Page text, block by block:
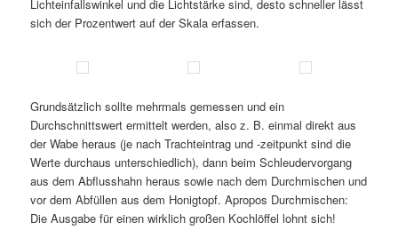
Lichteinfallswinkel und die Lichtstärke sind, desto schneller lässt
sich der Prozentwert auf der Skala erfassen.
Grundsätzlich sollte mehrmals gemessen und ein
Durchschnittswert ermittelt werden, also z. B. einmal direkt aus
der Wabe heraus (je nach Trachteintrag und -zeitpunkt sind die
Werte durchaus unterschiedlich), dann beim Schleudervorgang
aus dem Abflusshahn heraus sowie nach dem Durchmischen und
vor dem Abfüllen aus dem Honigtopf. Apropos Durchmischen:
Die Ausgabe für einen wirklich großen Kochlöffel lohnt sich!